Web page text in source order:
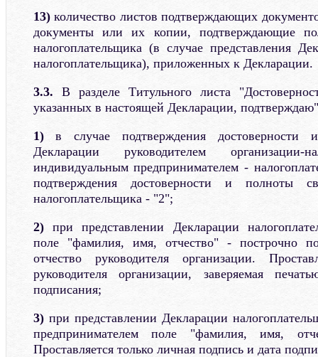
13)количество листов подтверждающих
документы или их копии, подтверждающие
налогоплательщика (в случае представления
налогоплательщика), приложенных к Декларации.
3.3. В разделе Титульного листа
указанных в настоящей Декларации,
1)в случае подтверждения достоверности
Декларации руководителем организации-
индивидуальным предпринимателем -
подтверждения достоверности и полноты
налогоплательщика - "2";
2)при представлении Декларации
поле "фамилия, имя, отчество" - построчно
отчество руководителя организации.
руководителя организации, заверяемая
подписания;
3)при представлении Декларации
предпринимателем поле "фамилия, имя,
Проставляется только личная подпись и дата